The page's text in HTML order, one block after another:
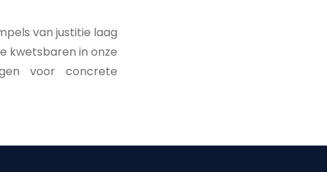
van justitie laag
kwetsbaren in onze
voor concrete